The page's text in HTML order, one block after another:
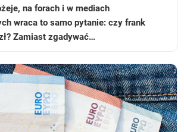
na forach i w mediach
wraca to samo pytanie: czy frank
Zamiast zgadywać…